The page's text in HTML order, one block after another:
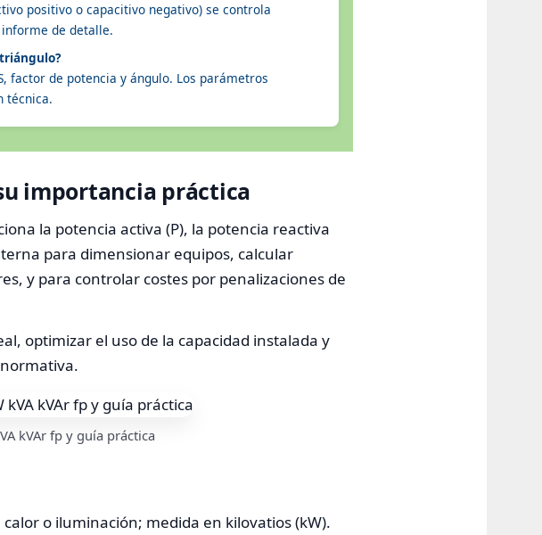
positivo o capacitivo negativo) se controla
de detalle.
factor de potencia y ángulo. Los parámetros
técnica.
importancia práctica
la potencia activa (P), la potencia reactiva
para dimensionar equipos, calcular
y para controlar costes por penalizaciones de
optimizar el uso de la capacidad instalada y
kVAr fp y guía práctica
o iluminación; medida en kilovatios (kW).